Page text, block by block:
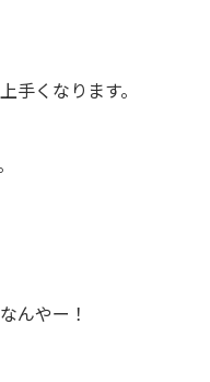
手くなります。
んやー！